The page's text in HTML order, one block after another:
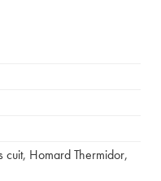
cuit, Homard Thermidor,